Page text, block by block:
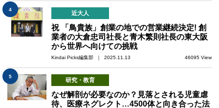
4
近大人
祝 「鳥貴族」創業の地での営業継続決定! 創
業者の大倉忠司社長と青木繁則社長の東大阪
から世界へ向けての挑戦
Kindai Picks編集部 ｜ 2025.11.13 46095 View
5
研究・教育
なぜ解剖が必要なのか？見落とされる児童虐
待、医療ネグレクト…4500体と向き合った法